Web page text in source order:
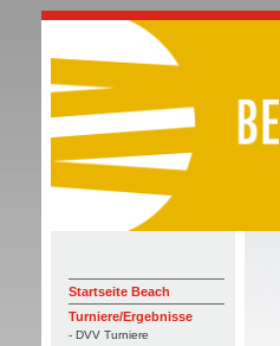
Startseite Beach
Turniere/Ergebnisse
- DVV Turniere